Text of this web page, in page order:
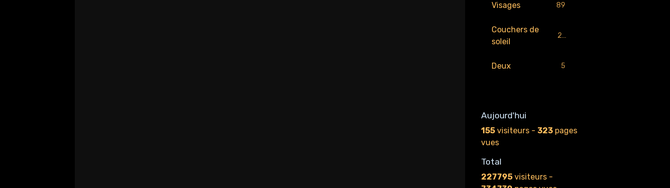
Visages 89
Couchers de
soleil
29
Deux 5
Aujourd'hui
155visiteurs - 323pages
vues
Total
227795visiteurs -